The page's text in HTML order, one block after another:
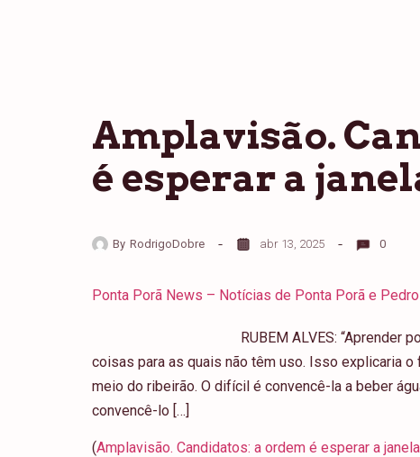
Amplavisão.
é esperar a
By RodrigoDobre abr 13, 2025 0
Ponta Porã News – Notícias de Ponta Porã e
RUBEM ALVES: “Aprender
coisas para as quais não têm uso. Isso explicaria
meio do ribeirão. O difícil é convencê-la a beber
convencê-lo […]
(Amplavisão. Candidatos: a ordem é esperar a